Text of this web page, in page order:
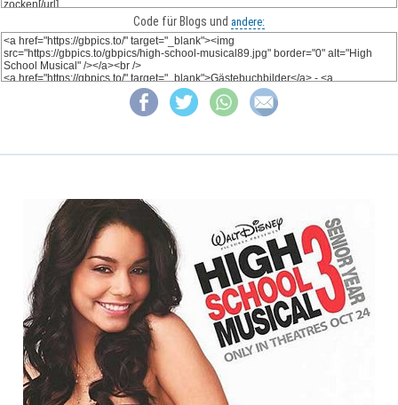
Code für Blogs und andere: